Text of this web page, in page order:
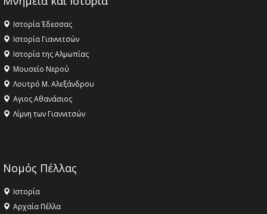
Ιστορία Έδεσσας
Ιστορία Γιαννιτσών
Ιστορία της Αλμωπίας
Μουσείο Νερού
Λουτρό Μ. Αλεξάνδρου
Αγιος Αθανάσιος
Λίμνη των Γιαννιτσών
Νομός Πέλλας
Ιστορία
Αρχαία Πέλλα